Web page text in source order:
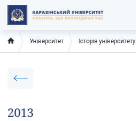
Університет Історія університету
2013